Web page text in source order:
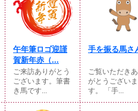
午年筆ロゴ迎謹
賀新年赤（...
ご来訪ありがとう
ございます。筆書
き馬です...
手を振る馬さ
ご覧いただきあ
がとうございま
す。 「手...